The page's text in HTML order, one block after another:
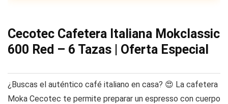
Cecotec Cafetera Italiana Mokclassic
600 Red – 6 Tazas | Oferta Especial
¿Buscas el auténtico café italiano en casa? 😍 La cafetera
Moka Cecotec te permite preparar un espresso con cuerpo